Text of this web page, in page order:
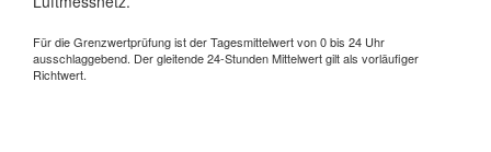
Für die Grenzwertprüfung ist der Tagesmittelwert von 0 bis 24 Uhr
ausschlaggebend. Der gleitende 24-Stunden Mittelwert gilt als vorläufiger
Richtwert.